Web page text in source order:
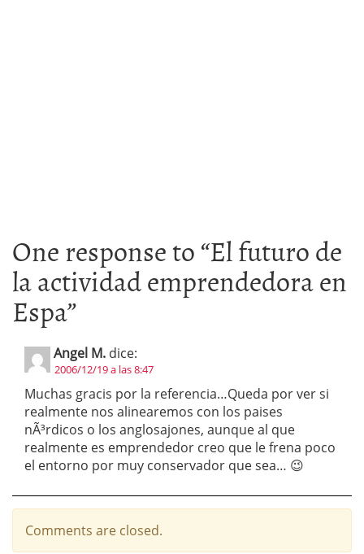
One response to “El futuro de
la actividad emprendedora en
Espa”
Angel M. dice:
2006/12/19 a las 8:47
Muchas gracis por la referencia…Queda por ver si
realmente nos alinearemos con los paises
nÃ³rdicos o los anglosajones, aunque al que
realmente es emprendedor creo que le frena poco
el entorno por muy conservador que sea… 😉
Comments are closed.